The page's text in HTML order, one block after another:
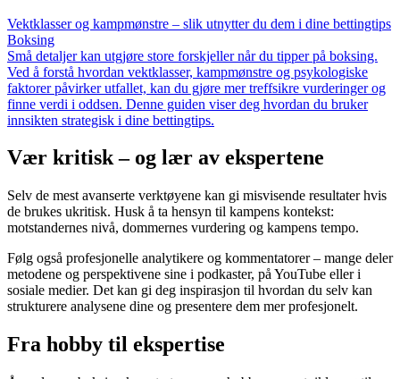
Vektklasser og kampmønstre – slik utnytter du dem i dine bettingtips
Boksing
Små detaljer kan utgjøre store forskjeller når du tipper på boksing.
Ved å forstå hvordan vektklasser, kampmønstre og psykologiske
faktorer påvirker utfallet, kan du gjøre mer treffsikre vurderinger og
finne verdi i oddsen. Denne guiden viser deg hvordan du bruker
innsikten strategisk i dine bettingtips.
Vær kritisk – og lær av ekspertene
Selv de mest avanserte verktøyene kan gi misvisende resultater hvis
de brukes ukritisk. Husk å ta hensyn til kampens kontekst:
motstandernes nivå, dommernes vurdering og kampens tempo.
Følg også profesjonelle analytikere og kommentatorer – mange deler
metodene og perspektivene sine i podkaster, på YouTube eller i
sosiale medier. Det kan gi deg inspirasjon til hvordan du selv kan
strukturere analysene dine og presentere dem mer profesjonelt.
Fra hobby til ekspertise